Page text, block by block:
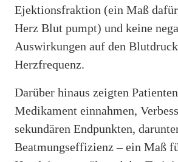
Ejektionsfraktion (ein Maß
Herz Blut pumpt) und keine
Auswirkungen auf den
Herzfrequenz.
Darüber hinaus zeigten
Medikament einnahmen,
sekundären Endpunkten,
Beatmungseffizienz – ein Maß